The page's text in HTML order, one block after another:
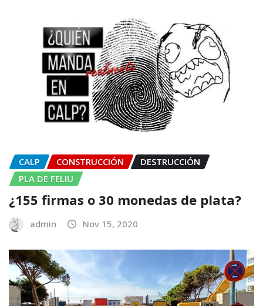
CALP CONSTRUCCIÓN
DESTRUCCIÓN
PLA DE FELIU
¿155 firmas o 30 monedas de plata?
admin Nov 15, 2020